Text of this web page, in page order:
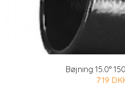
Bøjning 15.0°
719